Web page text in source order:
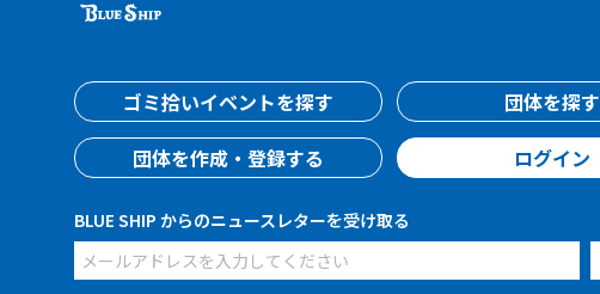
ゴミ拾いイベントを探す
団体を探す
団体を作成・登録する
ログイン
BLUE SHIP からのニュースレターを受け取る